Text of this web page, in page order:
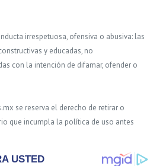
irrespetuosa, ofensiva o abusiva: las
y educadas, no
con la intención de difamar, ofender o
se reserva el derecho de retirar o
que incumpla la política de uso antes